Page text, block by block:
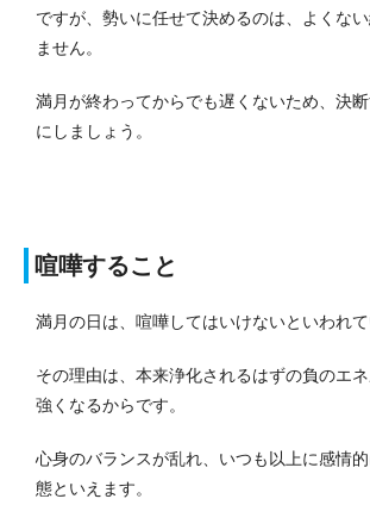
ですが、勢いに任せて決めるのは、よくな
ません。
満月が終わってからでも遅くないため、決
にしましょう。
喧嘩すること
満月の日は、喧嘩してはいけないといわれて
その理由は、本来浄化されるはずの負のエ
強くなるからです。
心身のバランスが乱れ、いつも以上に感情
態といえます。